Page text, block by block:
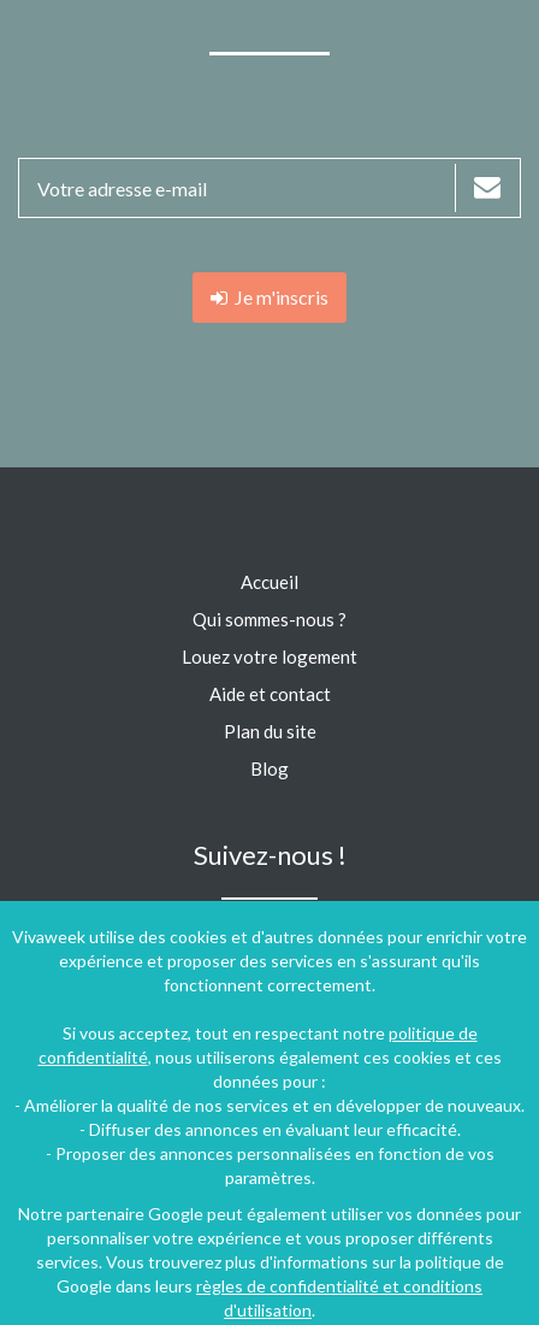
Je m'inscris
Vivaweek utilise des cookies et d'autres données pour enrichir votre
expérience et proposer des services en s'assurant qu'ils
fonctionnent correctement.
Si vous acceptez, tout en respectant notrepolitique de
confidentialité, nous utiliserons également ces cookies et ces
données pour :
- Améliorer la qualité de nos services et en développer de nouveaux.
- Diffuser des annonces en évaluant leur efficacité.
- Proposer des annonces personnalisées en fonction de vos
paramètres.
Notre partenaire Google peut également utiliser vos données pour
personnaliser votre expérience et vous proposer différents
services. Vous trouverez plus d'informations sur la politique de
Google dans leurs règles de confidentialité et conditions
d'utilisation.
Accueil
Qui sommes-nous ?
Louez votre logement
Aide et contact
Plan du site
Blog
Suivez-nous !
Conditions générales d'utilisation- Politique de confidentialité
Copyright © 2009 ‐ 2026 Vivaweek ‐ Tous droits réservés ‐
Dernière mise à jour du site : 07 août 2026